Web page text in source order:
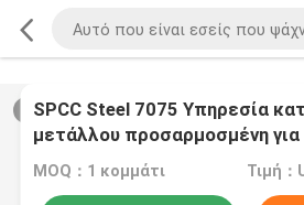
/ 0
SPCC Steel 7075 Υπηρεσία
μετάλλου προσαρμοσμένη για
εξοπλισμό
MOQ：1 κομμάτι